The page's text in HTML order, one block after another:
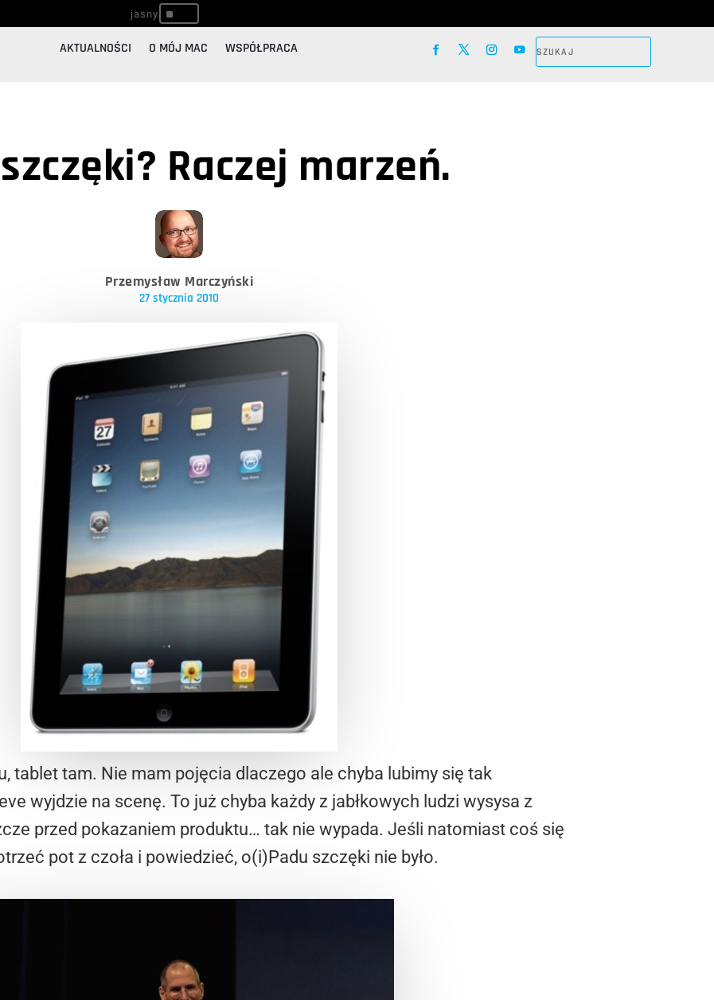
^
AKTUALNOŚCI O MÓJ MAC WSPÓŁPRACA
Raczej marzeń.
Przemysław Marczyński
27 stycznia 2010
tablet tam. Nie mam pojęcia dlaczego ale chyba lubimy się tak
wyjdzie na scenę. To już chyba każdy z jabłkowych ludzi wysysa z
przed pokazaniem produktu… tak nie wypada. Jeśli natomiast coś się
pot z czoła i powiedzieć, o(i)Padu szczęki nie było.